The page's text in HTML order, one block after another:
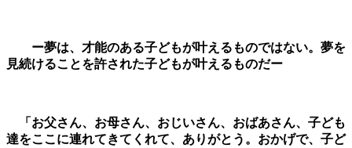
ー夢は、才能のある子どもが叶えるものではない。夢を
見続けることを許された子どもが叶えるものだー
「お父さん、お母さん、おじいさん、おばあさん、子ども
達をここに連れてきてくれて、ありがとう。おかげで、子ど